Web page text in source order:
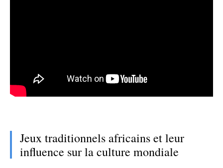
Jeux traditionnels africains et leur
influence sur la culture mondiale